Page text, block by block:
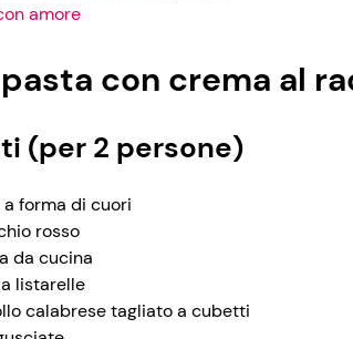
amore
con crema al
(per 2 persone)
forma di cuori
rosso
da cucina
listarelle
calabrese tagliato a cubetti